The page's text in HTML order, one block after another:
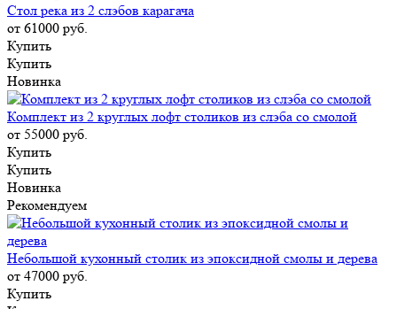
Стол река из 2 слэбов карагача
от 61000 руб.
Купить
Купить
Новинка
Комплект из 2 круглых лофт столиков из слэба со смолой
от 55000 руб.
Купить
Купить
Новинка
Рекомендуем
Небольшой кухонный столик из эпоксидной смолы и дерева
от 47000 руб.
Купить